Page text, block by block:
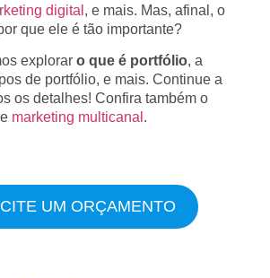
digital , e mais. Mas, afinal, o
que ele é tão importante?
explorar o que é portfólio, a
de portfólio, e mais. Continue a
os detalhes! Confira também o
marketing multicanal .
UM ORÇAMENTO